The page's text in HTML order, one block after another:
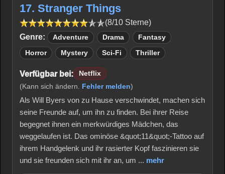
17. Stranger Things
(8/10 Sterne)
Genre:
Adventure Drama Fantasy
Horror Mystery Sci-Fi Thriller
Verfügbar bei:
Netflix
(Kann sich ändern. Fehler melden)
Als Will Byers von zu Hause verschwindet, machen sich
seine Freunde auf, um ihn zu finden. Bei ihrer Reise
begegnet ihnen ein merkwürdiges Mädchen, das
weggelaufen ist. Das ominöse &quot;11&quot;-Tattoo auf
ihrem Handgelenk und ihr rasierter Kopf faszinieren sie
und sie freunden sich mit ihr an, um ... mehr